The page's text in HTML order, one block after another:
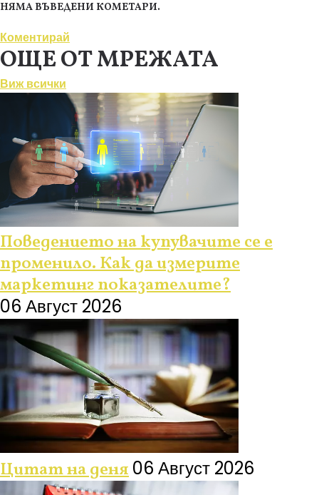
НЯМА ВЪВЕДЕНИ КОМЕТАРИ.
Коментирай
ОЩЕ ОТ МРЕЖАТА
Виж всички
Поведението на купувачите се е
променило. Как да измерите
маркетинг показателите?
06 Август 2026
Цитат на деня06 Август 2026